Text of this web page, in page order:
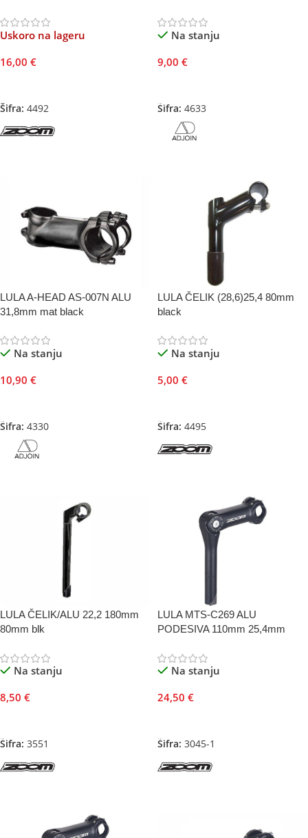
Uskoro na lageru
16,00 €
Šifra: 4492
Na stanju
9,00 €
Šifra: 4633
LULA A-HEAD AS-007N ALU
31,8mm mat black
Na stanju
10,90 €
Šifra: 4330
LULA ČELIK (28,6)25,4 80mm
black
Na stanju
5,00 €
Šifra: 4495
LULA ČELIK/ALU 22,2 180mm
80mm blk
Na stanju
8,50 €
Šifra: 3551
LULA MTS-C269 ALU
PODESIVA 110mm 25,4mm
Na stanju
24,50 €
Šifra: 3045-1